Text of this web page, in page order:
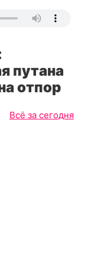
путана
отпор
Всё за сегодня